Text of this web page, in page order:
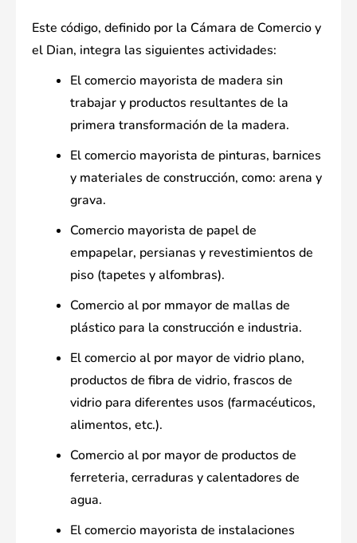
Este código, definido por la Cámara de Comercio y
el Dian, integra las siguientes actividades:
El comercio mayorista de madera sin
trabajar y productos resultantes de la
primera transformación de la madera.
El comercio mayorista de pinturas, barnices
y materiales de construcción, como: arena y
grava.
Comercio mayorista de papel de
empapelar, persianas y revestimientos de
piso (tapetes y alfombras).
Comercio al por mmayor de mallas de
plástico para la construcción e industria.
El comercio al por mayor de vidrio plano,
productos de fibra de vidrio, frascos de
vidrio para diferentes usos (farmacéuticos,
alimentos, etc.).
Comercio al por mayor de productos de
ferreteria, cerraduras y calentadores de
agua.
El comercio mayorista de instalaciones